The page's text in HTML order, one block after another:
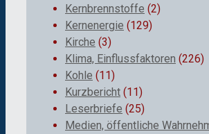
Kernbrennstoffe (2)
Kernenergie (129)
Kirche (3)
Klima, Einflussfaktoren (226)
Kohle (11)
Kurzbericht (11)
Leserbriefe (25)
Medien, öffentliche